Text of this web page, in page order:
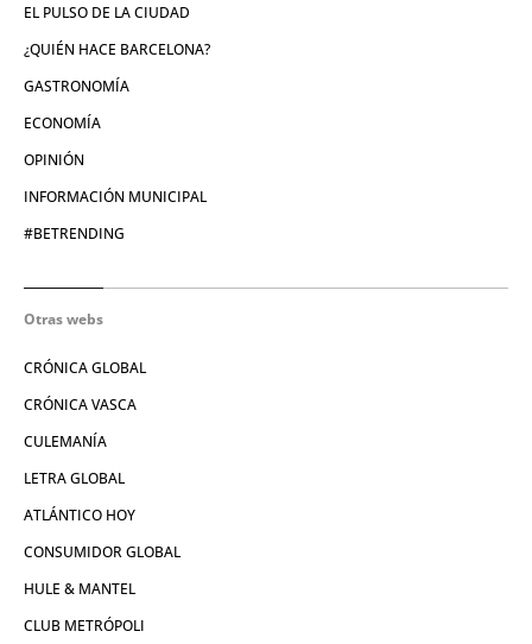
EL PULSO DE LA CIUDAD
¿QUIÉN HACE BARCELONA?
GASTRONOMÍA
ECONOMÍA
OPINIÓN
INFORMACIÓN MUNICIPAL
#BETRENDING
Otras webs
CRÓNICA GLOBAL
CRÓNICA VASCA
CULEMANÍA
LETRA GLOBAL
ATLÁNTICO HOY
CONSUMIDOR GLOBAL
HULE & MANTEL
CLUB METRÓPOLI